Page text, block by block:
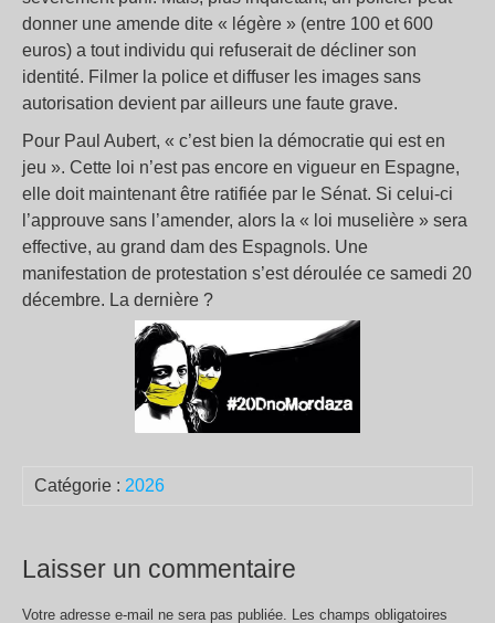
donner une amende dite « légère » (entre 100 et 600
euros) a tout individu qui refuserait de décliner son
identité. Filmer la police et diffuser les images sans
autorisation devient par ailleurs une faute grave.
Pour Paul Aubert, « c’est bien la démocratie qui est en
jeu ». Cette loi n’est pas encore en vigueur en Espagne,
elle doit maintenant être ratifiée par le Sénat. Si celui-ci
l’approuve sans l’amender, alors la « loi muselière » sera
effective, au grand dam des Espagnols. Une
manifestation de protestation s’est déroulée ce samedi 20
décembre. La dernière ?
Catégorie : 2026
Laisser un commentaire
Votre adresse e-mail ne sera pas publiée. Les champs obligatoires